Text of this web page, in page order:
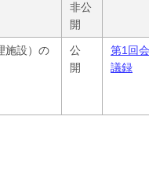
非公
開
施設）の
公
開
第1回会
議録